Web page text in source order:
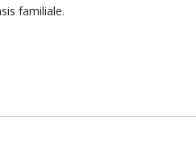
familiale.